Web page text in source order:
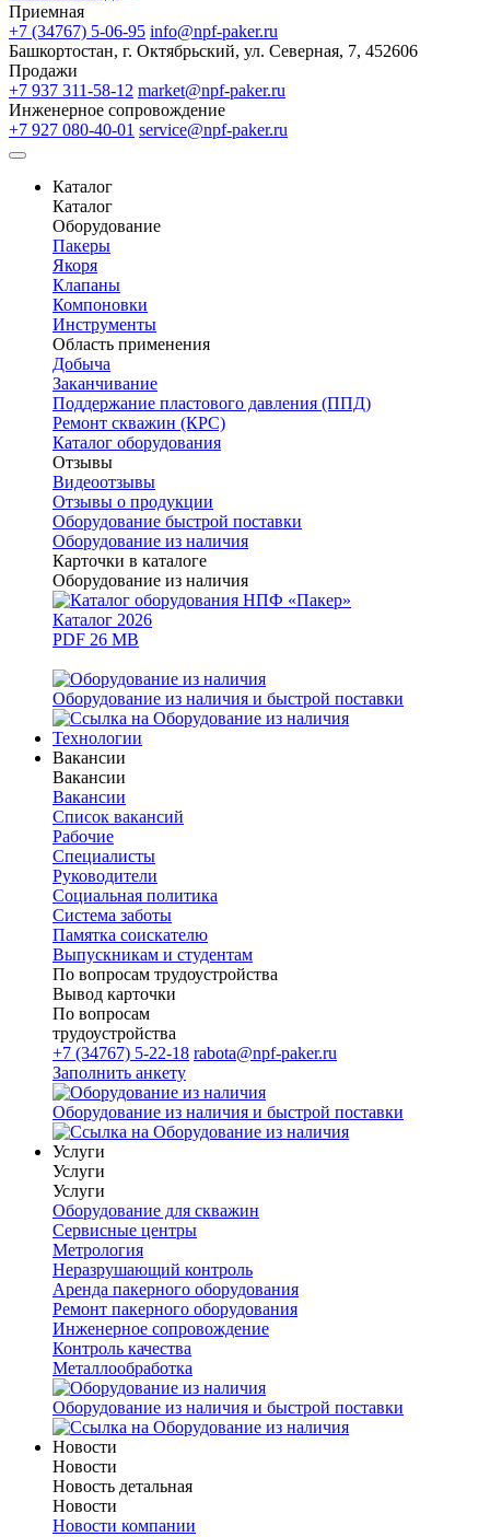
Приемная
+7 (34767) 5-06-95 info@npf-paker.ru
Башкортостан, г. Октябрьский, ул. Северная, 7, 452606
Продажи
+7 937 311-58-12 market@npf-paker.ru
Инженерное сопровождение
+7 927 080-40-01 service@npf-paker.ru
Каталог
Каталог
Оборудование
Пакеры
Якоря
Клапаны
Компоновки
Инструменты
Область применения
Добыча
Заканчивание
Поддержание пластового давления (ППД)
Ремонт скважин (КРС)
Каталог оборудования
Отзывы
Видеоотзывы
Отзывы о продукции
Оборудование быстрой поставки
Оборудование из наличия
Карточки в каталоге
Оборудование из наличия
Каталог 2026
PDF 26 MB
Оборудование из наличия и быстрой поставки
Технологии
Вакансии
Вакансии
Вакансии
Список вакансий
Рабочие
Специалисты
Руководители
Cоциальная политика
Система заботы
Памятка соискателю
Выпускникам и студентам
По вопросам трудоустройства
Вывод карточки
По вопросам
трудоустройства
+7 (34767) 5-22-18 rabota@npf-paker.ru
Заполнить анкету
Оборудование из наличия и быстрой поставки
Услуги
Услуги
Услуги
Оборудование для скважин
Сервисные центры
Метрология
Неразрушающий контроль
Аренда пакерного оборудования
Ремонт пакерного оборудования
Инженерное сопровождение
Контроль качества
Металлообработка
Оборудование из наличия и быстрой поставки
Новости
Новости
Новость детальная
Новости
Новости компании